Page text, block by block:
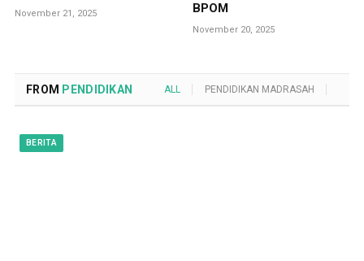
November 21, 2025
BPOM
November 20, 2025
FROM PENDIDIKAN ALL PENDIDIKAN MADRASAH
BERITA